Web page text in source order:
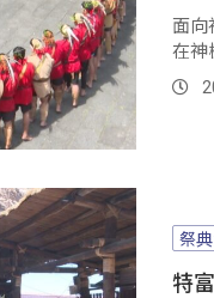
面向
在神
祭
特